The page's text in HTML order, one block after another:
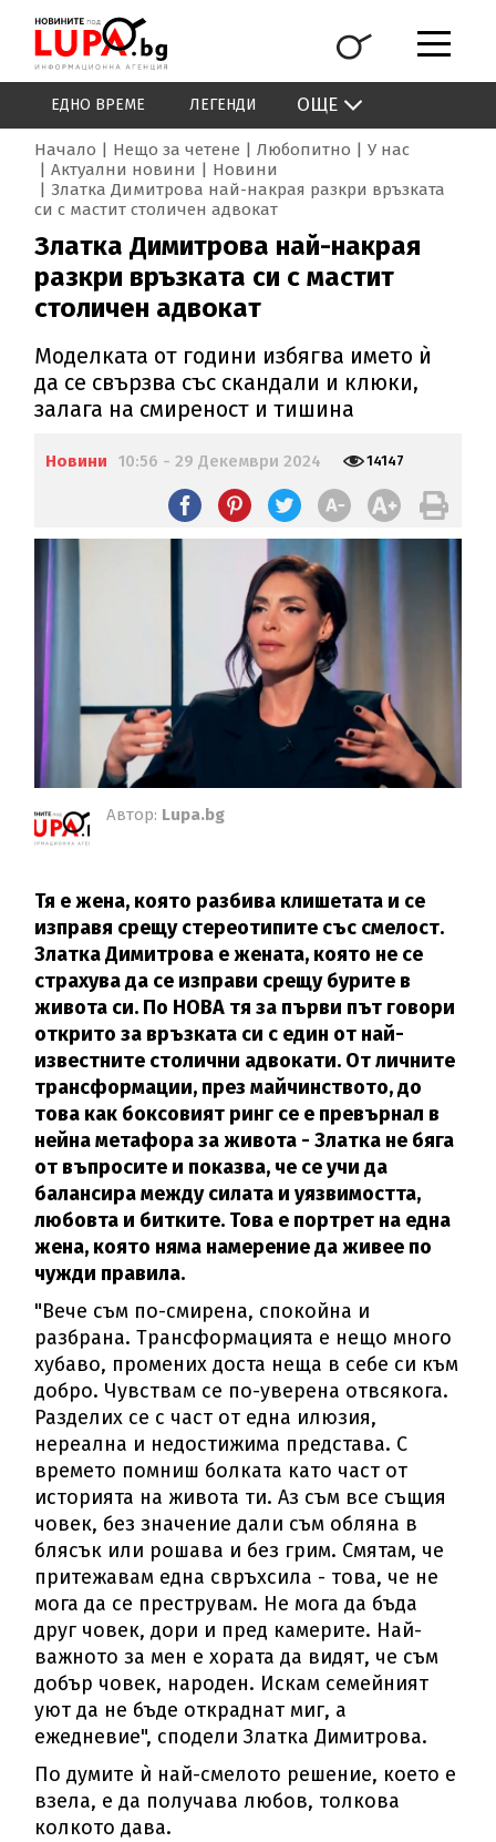
ЕДНО ВРЕМЕ ЛЕГЕНДИ ОЩЕ
Начало Нещо за четене Любопитно
У нас
Актуални новини
Новини
Златка Димитрова най-накрая разкри връзката
си с мастит столичен адвокат
Златка Димитрова най-накрая
разкри връзката си с мастит
столичен адвокат
Моделката от години избягва името ѝ
да се свързва със скандали и клюки,
залага на смиреност и тишина
Новини 10:56 - 29 Декември 2024 14147
Автор: Lupa.bg
Тя е жена, която разбива клишетата и се
изправя срещу стереотипите със смелост.
Златка Димитрова е жената, която не се
страхува да се изправи срещу бурите в
живота си. По НОВА тя за първи път говори
открито за връзката си с един от най-
известните столични адвокати. От личните
трансформации, през майчинството, до
това как боксовият ринг се е превърнал в
нейна метафора за живота - Златка не бяга
от въпросите и показва, че се учи да
балансира между силата и уязвимостта,
любовта и битките. Това е портрет на една
жена, която няма намерение да живее по
чужди правила.
"Вече съм по-смирена, спокойна и
разбрана. Трансформацията е нещо много
хубаво, промених доста неща в себе си към
добро. Чувствам се по-уверена отвсякога.
Разделих се с част от една илюзия,
нереална и недостижима представа. С
времето помниш болката като част от
историята на живота ти. Аз съм все същия
човек, без значение дали съм обляна в
блясък или рошава и без грим. Смятам, че
притежавам една свръхсила - това, че не
мога да се преструвам. Не мога да бъда
друг човек, дори и пред камерите. Най-
важното за мен е хората да видят, че съм
добър човек, народен. Искам семейният
уют да не бъде откраднат миг, а
ежедневие", сподели Златка Димитрова.
По думите ѝ най-смелото решение, което е
взела, е да получава любов, толкова
колкото дава.